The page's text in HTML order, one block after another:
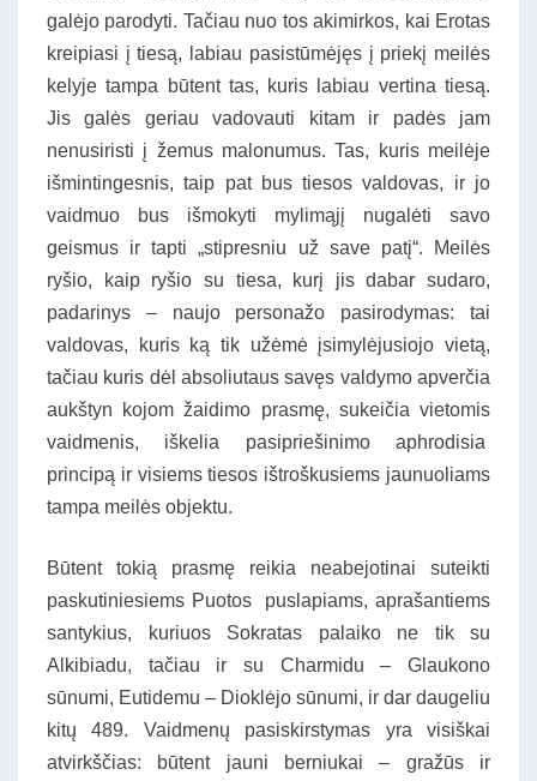
galėjo parodyti. Tačiau nuo tos akimirkos, kai Erotas
kreipiasi į tiesą, labiau pasistūmėjęs į priekį meilės
kelyje tampa būtent tas, kuris labiau vertina tiesą.
Jis galės geriau vadovauti kitam ir padės jam
nenusiristi į žemus malonumus. Tas, kuris meilėje
išmintingesnis, taip pat bus tiesos valdovas, ir jo
vaidmuo bus išmokyti mylimąjį nugalėti savo
geismus ir tapti „stipresniu už save patį“. Meilės
ryšio, kaip ryšio su tiesa, kurį jis dabar sudaro,
padarinys – naujo personažo pasirodymas: tai
valdovas, kuris ką tik užėmė įsimylėjusiojo vietą,
tačiau kuris dėl absoliutaus savęs valdymo apverčia
aukštyn kojom žaidimo prasmę, sukeičia vietomis
vaidmenis, iškelia pasipriešinimo aphrodisia
principą ir visiems tiesos ištroškusiems jaunuoliams
tampa meilės objektu.
Būtent tokią prasmę reikia neabejotinai suteikti
paskutiniesiems Puotos puslapiams, aprašantiems
santykius, kuriuos Sokratas palaiko ne tik su
Alkibiadu, tačiau ir su Charmidu – Glaukono
sūnumi, Eutidemu – Dioklėjo sūnumi, ir dar daugeliu
kitų 489. Vaidmenų pasiskirstymas yra visiškai
atvirkščias: būtent jauni berniukai – gražūs ir